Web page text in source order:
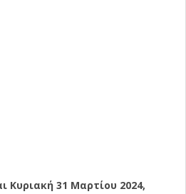
Κυριακή 31 Μαρτίου 2024,